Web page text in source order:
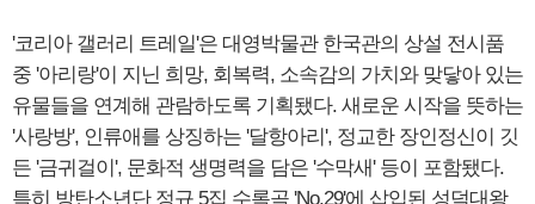
'코리아 갤러리 트레일'은 대영박물관 한국관의 상설 전시품
중 '아리랑'이 지닌 희망, 회복력, 소속감의 가치와 맞닿아 있는
유물들을 연계해 관람하도록 기획됐다. 새로운 시작을 뜻하는
'사랑방', 인류애를 상징하는 '달항아리', 정교한 장인정신이 깃
든 '금귀걸이', 문화적 생명력을 담은 '수막새' 등이 포함됐다.
특히 방탄소년단 정규 5집 수록곡 'No.29'에 삽입된 성덕대왕